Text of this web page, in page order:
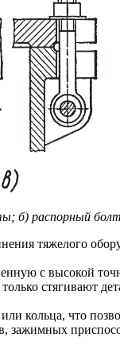
б) распорный
тяжелого
с высокой
стягивают
кольца, что
зажимных